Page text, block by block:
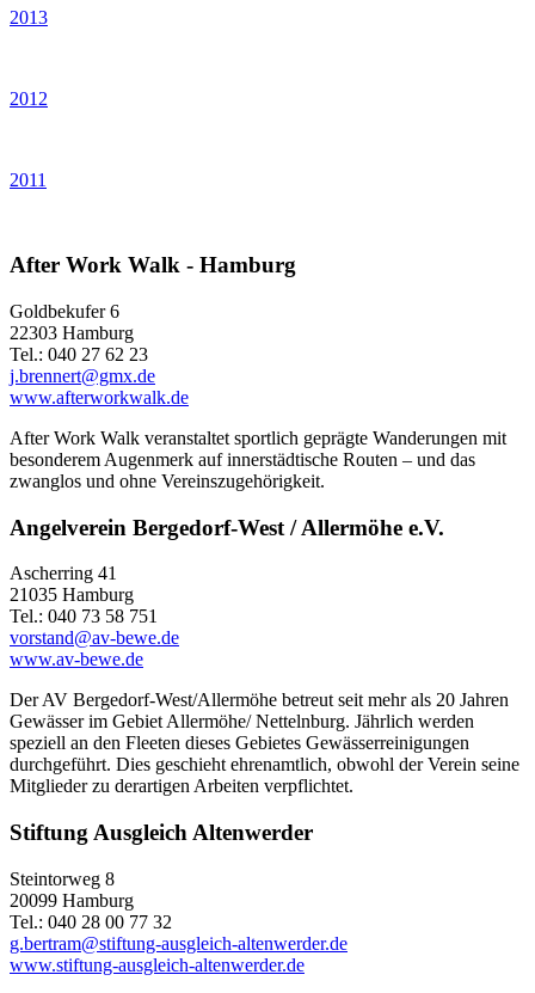
2013
2012
2011
After Work Walk - Hamburg
Goldbekufer 6
22303 Hamburg
Tel.: 040 27 62 23
j.brennert@gmx.de
www.afterworkwalk.de
After Work Walk veranstaltet sportlich geprägte Wanderungen mit
besonderem Augenmerk auf innerstädtische Routen – und das
zwanglos und ohne Vereinszugehörigkeit.
Angelverein Bergedorf-West / Allermöhe e.V.
Ascherring 41
21035 Hamburg
Tel.: 040 73 58 751
vorstand@av-bewe.de
www.av-bewe.de
Der AV Bergedorf-West/Allermöhe betreut seit mehr als 20 Jahren
Gewässer im Gebiet Allermöhe/ Nettelnburg. Jährlich werden
speziell an den Fleeten dieses Gebietes Gewässerreinigungen
durchgeführt. Dies geschieht ehrenamtlich, obwohl der Verein seine
Mitglieder zu derartigen Arbeiten verpflichtet.
Stiftung Ausgleich Altenwerder
Steintorweg 8
20099 Hamburg
Tel.: 040 28 00 77 32
g.bertram@stiftung-ausgleich-altenwerder.de
www.stiftung-ausgleich-altenwerder.de